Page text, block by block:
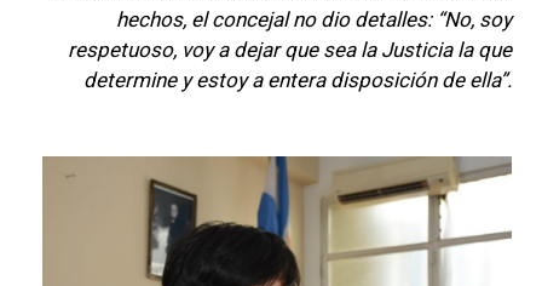
hechos, el concejal no dio detalles: “No, soy
respetuoso, voy a dejar que sea la Justicia la que
determine y estoy a entera disposición de ella”.